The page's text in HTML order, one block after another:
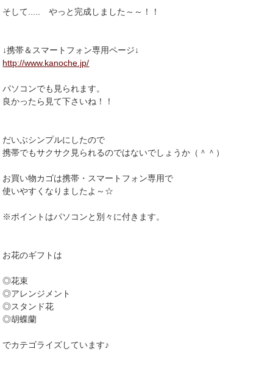
そして..... やっと完成しました～～！！
↓携帯＆スマートフォン専用ページ↓
http://www.kanoche.jp/
パソコンでも見られます。
良かったら見て下さいね！！
だいぶシンプルにしたので
携帯でもサクサク見られるのではないでしょうか（＾＾）
お買い物カゴは携帯・スマートフォン専用で
使いやすくなりましたよ～☆
※ポイントはパソコンと別々に付きます。
お花のギフトは
◎花束
◎アレンジメント
◎スタンド花
◎胡蝶蘭
でカテゴライズしています♪